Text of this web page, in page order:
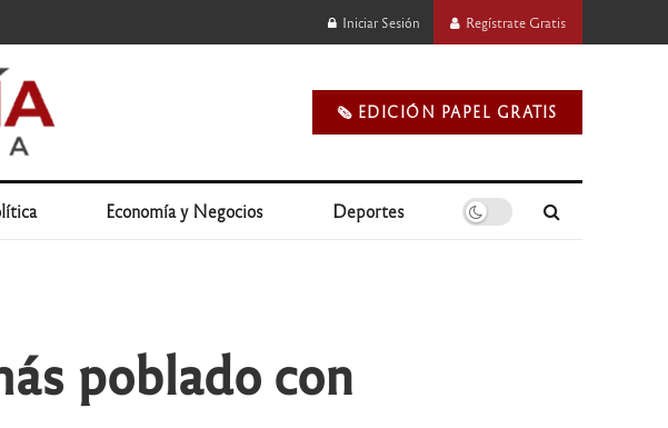
Iniciar Sesión Regístrate Gratis
🗞️ EDICIÓN PAPEL GRATIS
Economía y Negocios Deportes
poblado con